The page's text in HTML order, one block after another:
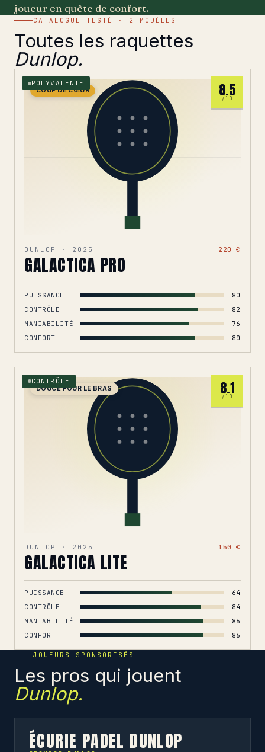
joueur en quête de confort.
CATALOGUE TESTÉ · 2 MODÈLES
Toutes les raquettes
Dunlop.
COUP DE CŒUR
POLYVALENTE 8.5
/10
DUNLOP · 2025 220 €
GALACTICA PRO
PUISSANCE
80
CONTRÔLE
82
MANIABILITÉ
76
CONFORT
80
DOUCE POUR LE BRAS
CONTRÔLE 8.1
/10
DUNLOP · 2025 150 €
GALACTICA LITE
PUISSANCE
64
CONTRÔLE
84
MANIABILITÉ
86
CONFORT
86
JOUEURS SPONSORISÉS
Les pros qui jouent
Dunlop.
ÉCURIE PADEL DUNLOP